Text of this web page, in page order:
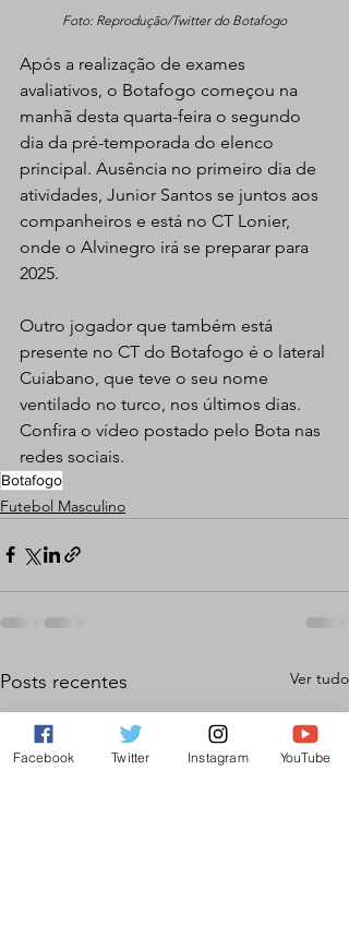
Foto: Reprodução/Twitter do Botafogo
Após a realização de exames
avaliativos, o Botafogo começou na
manhã desta quarta-feira o segundo
dia da pré-temporada do elenco
principal. Ausência no primeiro dia de
atividades, Junior Santos se juntos aos
companheiros e está no CT Lonier,
onde o Alvinegro irá se preparar para
2025.
Outro jogador que também está
presente no CT do Botafogo é o lateral
Cuiabano, que teve o seu nome
ventilado no turco, nos últimos dias.
Confira o vídeo postado pelo Bota nas
redes sociais.
Botafogo
Futebol Masculino
Posts recentes Ver tudo
Facebook Twitter Instagram YouTube